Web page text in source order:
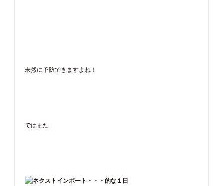
未然に予防できますよね！
ではまた